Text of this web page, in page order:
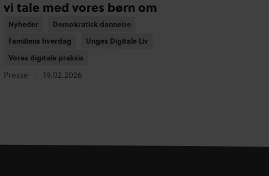
vi tale med vores børn om
Nyheder
Nyheder Demokratisk dannelse
Demokratisk dannelse
Familiens hverdag
Familiens hverdag Unges Digitale Liv
Unges Digitale Liv
Vores digitale praksis
Vores digitale praksis
Presse 19.02.2026